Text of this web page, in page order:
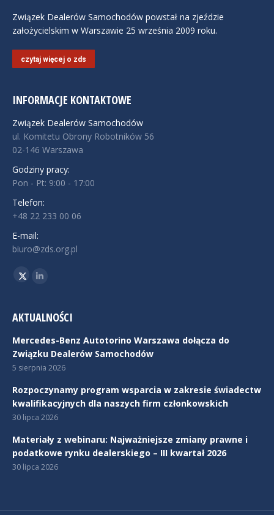
Związek Dealerów Samochodów powstał na zjeździe
założycielskim w Warszawie 25 września 2009 roku.
czytaj więcej o zds
INFORMACJE KONTAKTOWE
Związek Dealerów Samochodów
ul. Komitetu Obrony Robotników 56
02-146 Warszawa
Godziny pracy:
Pon - Pt: 9:00 - 17:00
Telefon:
+48 22 233 00 06
E-mail:
biuro@zds.org.pl
Znajdź nas na:
TwitterLinkedin
AKTUALNOŚCI
Mercedes-Benz Autotorino Warszawa dołącza do
Związku Dealerów Samochodów
5 sierpnia 2026
Rozpoczynamy program wsparcia w zakresie świadectw
kwalifikacyjnych dla naszych firm członkowskich
30 lipca 2026
Materiały z webinaru: Najważniejsze zmiany prawne i
podatkowe rynku dealerskiego – III kwartał 2026
30 lipca 2026